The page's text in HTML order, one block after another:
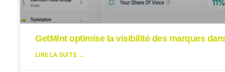
GetMint optimise la visibilité des marques
LIRE LA SUITE →